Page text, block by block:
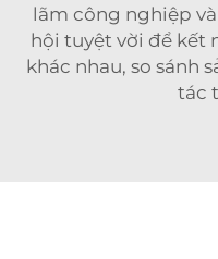
lãm công nghiệp
hội tuyệt vời để kết
khác nhau, so sánh
tác